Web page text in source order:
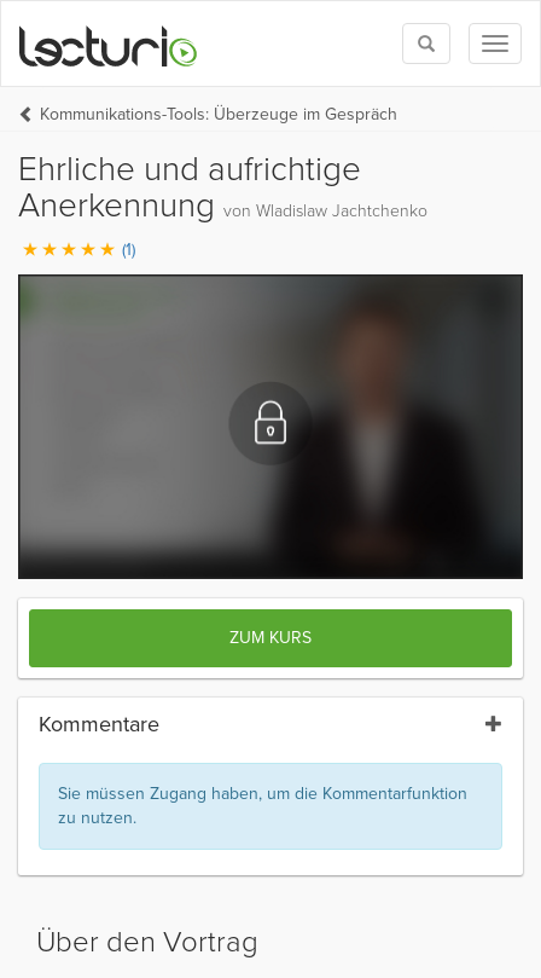
Toggle
search
Kommunikations-Tools: Überzeuge im Gespräch
Ehrliche und aufrichtige
Anerkennung von Wladislaw Jachtchenko
(1)
ZUM KURS
Kommentare
Sie müssen Zugang haben, um die Kommentarfunktion
zu nutzen.
Über den Vortrag